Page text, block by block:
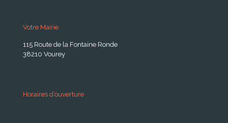
Votre Mairie
115 Route de la Fontaine Ronde
38210 Vourey
Horaires d’ouverture